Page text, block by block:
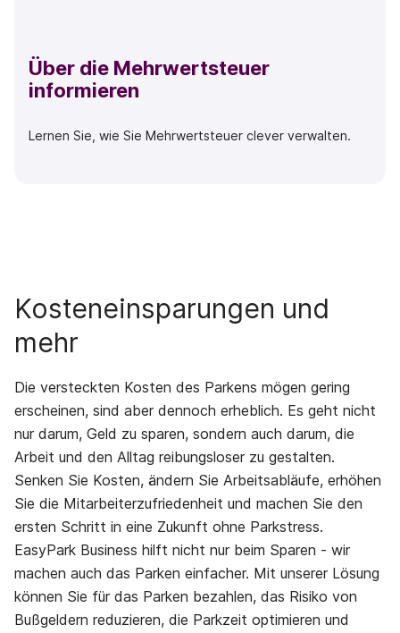
Über die Mehrwertsteuer
informieren
Lernen Sie, wie Sie Mehrwertsteuer clever verwalten.
Kosteneinsparungen und
mehr
Die versteckten Kosten des Parkens mögen gering
erscheinen, sind aber dennoch erheblich. Es geht nicht
nur darum, Geld zu sparen, sondern auch darum, die
Arbeit und den Alltag reibungsloser zu gestalten.
Senken Sie Kosten, ändern Sie Arbeitsabläufe, erhöhen
Sie die Mitarbeiterzufriedenheit und machen Sie den
ersten Schritt in eine Zukunft ohne Parkstress.
EasyPark Business hilft nicht nur beim Sparen - wir
machen auch das Parken einfacher. Mit unserer Lösung
können Sie für das Parken bezahlen, das Risiko von
Bußgeldern reduzieren, die Parkzeit optimieren und